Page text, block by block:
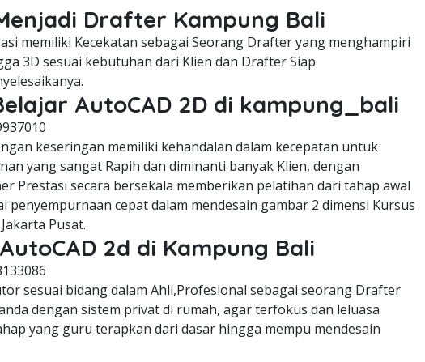
Drafter Kampung Bali
memiliki Kecekatan sebagai Seorang Drafter yang menghampiri
3D sesuai kebutuhan dari Klien dan Drafter Siap
AutoCAD 2D di kampung_bali
keseringan memiliki kehandalan dalam kecepatan untuk
yang sangat Rapih dan diminanti banyak Klien, dengan
Prestasi secara bersekala memberikan pelatihan dari tahap awal
cepat dalam mendesain gambar 2 dimensi Kursus
Pusat.
2d di Kampung Bali
sesuai bidang dalam Ahli,Profesional sebagai seorang Drafter
dengan sistem privat di rumah, agar terfokus dan leluasa
yang guru terapkan dari dasar hingga mempu mendesain